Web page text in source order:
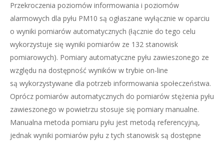
Przekroczenia poziomów informowania i poziomów
alarmowych dla pyłu PM10 są ogłaszane wyłącznie w oparciu
o wyniki pomiarów automatycznych (łącznie do tego celu
wykorzystuje się wyniki pomiarów ze 132 stanowisk
pomiarowych). Pomiary automatyczne pyłu zawieszonego ze
względu na dostępność wyników w trybie on-line
są wykorzystywane dla potrzeb informowania społeczeństwa.
Oprócz pomiarów automatycznych do pomiarów stężenia pyłu
zawieszonego w powietrzu stosuje się pomiary manualne.
Manualna metoda pomiaru pyłu jest metodą referencyjną,
jednak wyniki pomiarów pyłu z tych stanowisk są dostępne